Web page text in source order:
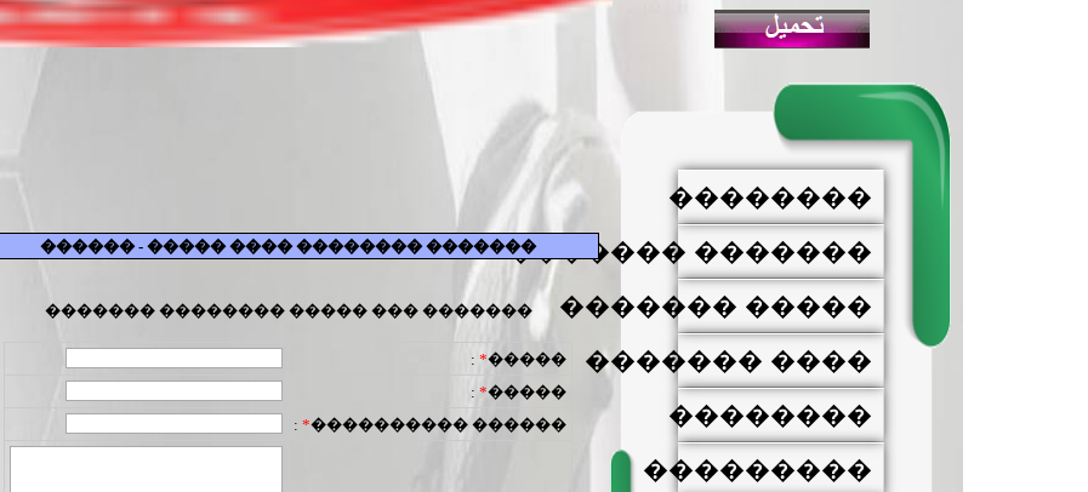
��������
������� �������
����� �������
���� �������
��������
���������
������� �������� ���� ����� - ������
������� ��� ����� �������� �������
�����
*
:
�����
*
:
������ ����������
*
: